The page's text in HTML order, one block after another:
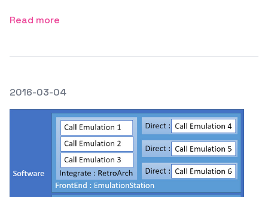
Read more
發文於
2016-03-04